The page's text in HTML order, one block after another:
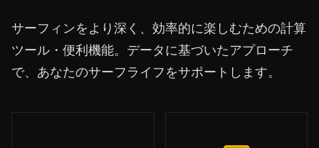
サーフィンをより深く、効率的に楽しむための計算
ツール・便利機能。データに基づいたアプローチ
で、あなたのサーフライフをサポートします。